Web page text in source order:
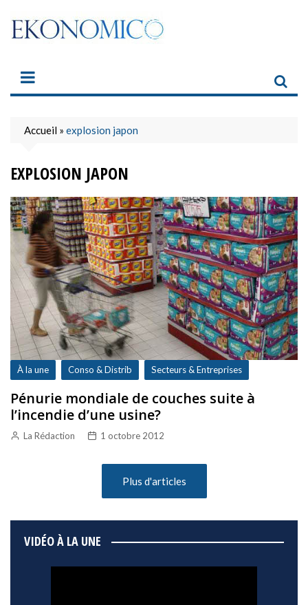
content
Accueil » explosion japon
EXPLOSION JAPON
À la une Conso & Distrib Secteurs & Entreprises
Pénurie mondiale de couches suite à
l’incendie d’une usine?
La Rédaction 1 octobre 2012
Plus d'articles
VIDÉO À LA UNE